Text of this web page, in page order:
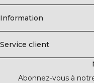
Information
Service client
Abonnez-vous à